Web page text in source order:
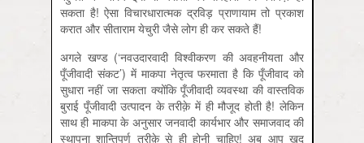
सकता है! ऐसा विचारधारात्मक द्रविड़ प्राणायाम तो प्रकाश
करात और सीताराम येचुरी जैसे लोग ही कर सकते हैं!
अगले खण्ड (‘नवउदारवादी विश्वीकरण की अवहनीयता और
पूँजीवादी संकट’) में माकपा नेतृत्व फरमाता है कि पूँजीवाद को
सुधारा नहीं जा सकता क्योंकि पूँजीवादी व्यवस्था की वास्तविक
बुराई पूँजीवादी उत्पादन के तरीक़े में ही मौजूद होती है! लेकिन
साथ ही माकपा के अनुसार जनवादी कार्यभार और समाजवाद की
स्थापना शान्तिपूर्ण तरीक़े से ही होनी चाहिए! अब आप ख़ुद